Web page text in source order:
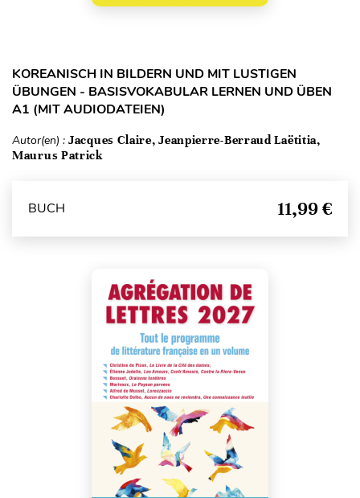
KOREANISCH IN BILDERN UND MIT LUSTIGEN
ÜBUNGEN - BASISVOKABULAR LERNEN UND ÜBEN
A1 (MIT AUDIODATEIEN)
Autor(en) : Jacques Claire, Jeanpierre-Berraud Laëtitia,
Maurus Patrick
BUCH 11,99 €